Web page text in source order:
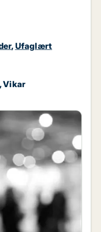
, Ufaglært
Vikar